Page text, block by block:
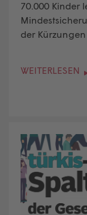
70.000 Kinder
der Kürzungen
WEITERLESEN